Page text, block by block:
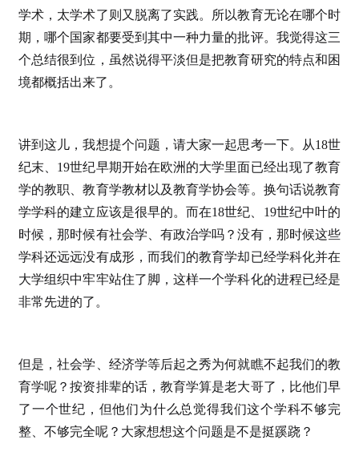
学术，太学术了则又脱离了实践。所以教育无论在哪个时
期，哪个国家都要受到其中一种力量的批评。我觉得这三
个总结很到位，虽然说得平淡但是把教育研究的特点和困
境都概括出来了。
讲到这儿，我想提个问题，请大家一起思考一下。从18世
纪末、19世纪早期开始在欧洲的大学里面已经出现了教育
学的教职、教育学教材以及教育学协会等。换句话说教育
学学科的建立应该是很早的。而在18世纪、19世纪中叶的
时候，那时候有社会学、有政治学吗？没有，那时候这些
学科还远远没有成形，而我们的教育学却已经学科化并在
大学组织中牢牢站住了脚，这样一个学科化的进程已经是
非常先进的了。
但是，社会学、经济学等后起之秀为何就瞧不起我们的教
育学呢？按资排辈的话，教育学算是老大哥了，比他们早
了一个世纪，但他们为什么总觉得我们这个学科不够完
整、不够完全呢？大家想想这个问题是不是挺蹊跷？